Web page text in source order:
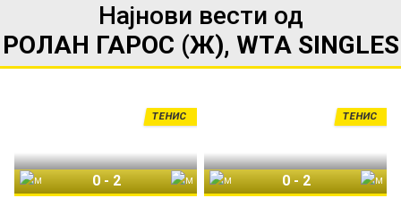
Најнови вести од
РОЛАН ГАРОС (Ж), WTA SINGLES
ТЕНИС
0- 2
ТЕНИС
0 - 2